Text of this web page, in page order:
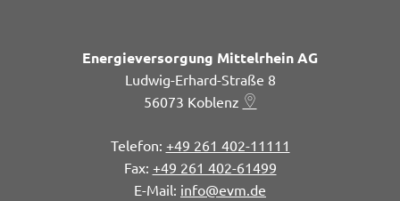
Energieversorgung Mittelrhein AG
Ludwig-Erhard-Straße 8
56073 Koblenz
+49 261 402-11111
+49 261 402-61499
info@evm.de